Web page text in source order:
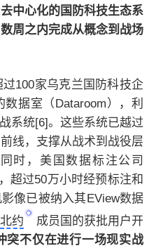
中心化的国防科技生态系
周之内完成从概念到战场
100家乌克兰国防科技企
据室（Dataroom），利
系统[6]。这些系统已越过
线，支撑从战术到战役层
时，美国数据标注公司
超过50万小时经预标注和
像已被纳入其EView数据
北约
成员国的获批用户开
突不仅在进行一场现实战